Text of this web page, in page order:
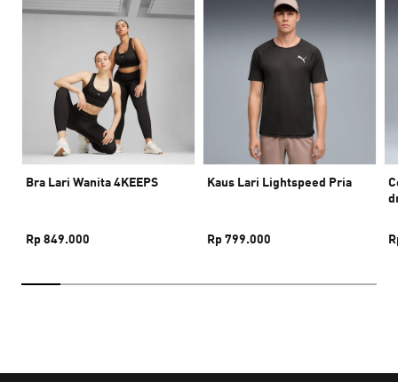
Bra Lari Wanita 4KEEPS
Rp 849.000
Kaus Lari Lightspeed Pria
Rp 799.000